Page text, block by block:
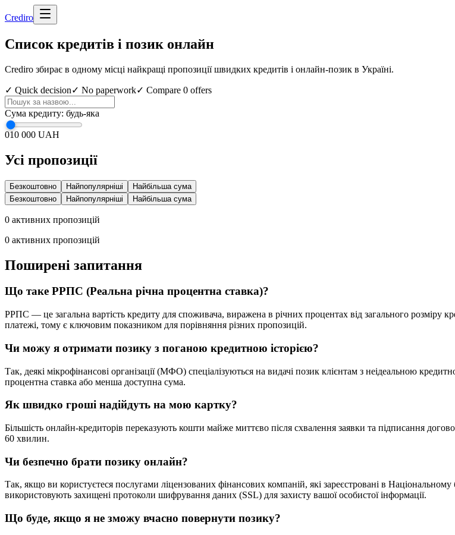
Crediro
Список кредитів і позик онлайн
Crediro збирає в одному місці найкращі пропозиції швидких кредитів і онлайн-позик в Україні.
✓ Quick decision✓ No paperwork✓ Compare 0 offers
Сума кредиту: будь-яка
010 000 UAH
Усі пропозиції
Безкоштовно Найпопулярніші
Найбільша сума
Безкоштовно
Найпопулярніші Найбільша сума
0 активних пропозицій
0 активних пропозицій
Поширені запитання
Що таке РРПС (Реальна річна процентна ставка)?
РРПС — це загальна вартість кредиту для споживача, виражена в річних процентах від загального розміру
платежі, тому є ключовим показником для порівняння різних пропозицій.
Чи можу я отримати позику з поганою кредитною історією?
Так, деякі мікрофінансові організації (МФО) спеціалізуються на видачі позик клієнтам з неідеальною
процентна ставка або менша доступна сума.
Як швидко гроші надійдуть на мою картку?
Більшість онлайн-кредиторів переказують кошти майже миттєво після схвалення заявки та підписання
60 хвилин.
Чи безпечно брати позику онлайн?
Так, якщо ви користуєтеся послугами ліцензованих фінансових компаній, які зареєстровані в
використовують захищені протоколи шифрування даних (SSL) для захисту вашої особистої інформації.
Що буде, якщо я не зможу вчасно повернути позику?